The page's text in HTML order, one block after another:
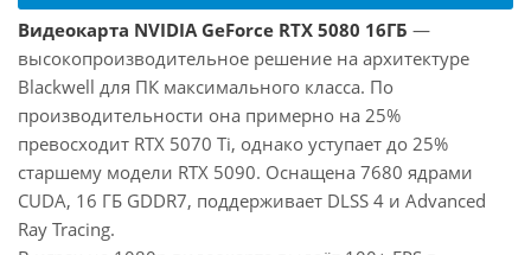
Видеокарта NVIDIA GeForce RTX 5080 16ГБ —
высокопроизводительное решение на архитектуре
Blackwell для ПК максимального класса. По
производительности она примерно на 25%
превосходит RTX 5070 Ti, однако уступает до 25%
старшему модели RTX 5090. Оснащена 7680 ядрами
CUDA, 16 ГБ GDDR7, поддерживает DLSS 4 и Advanced
Ray Tracing.